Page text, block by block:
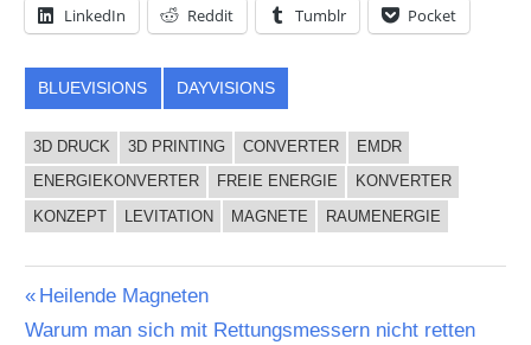
LinkedIn Reddit Tumblr Pocket
BLUEVISIONS DAYVISIONS
3D DRUCK 3D PRINTING CONVERTER
EMDR
ENERGIEKONVERTER
FREIE ENERGIE
KONVERTER
KONZEPT
LEVITATION MAGNETE RAUMENERGIE
Beitragsnavigation
Vorheriger
Beitrag:
Heilende Magneten
Nächster
Warum man sich mit Rettungsmessern nicht retten